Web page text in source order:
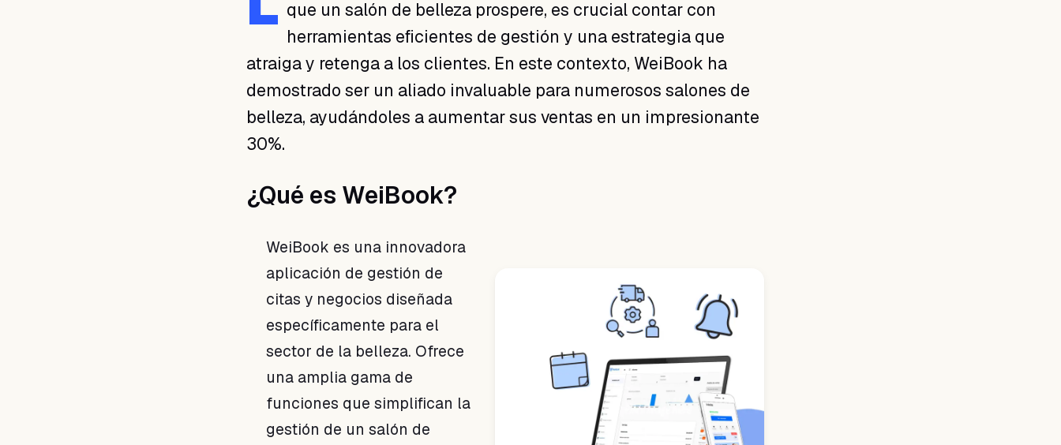
que un salón de belleza prospere, es crucial contar con
herramientas eficientes de gestión y una estrategia que
atraiga y retenga a los clientes. En este contexto, WeiBook ha
demostrado ser un aliado invaluable para numerosos salones de
belleza, ayudándoles a aumentar sus ventas en un impresionante
30%.
¿Qué es WeiBook?
WeiBook es una innovadora
aplicación de gestión de
citas y negocios diseñada
específicamente para el
sector de la belleza. Ofrece
una amplia gama de
funciones que simplifican la
gestión de un salón de